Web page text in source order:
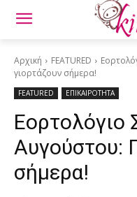
Αρχική FEATURED
γιορτάζουν σήμερα!
FEATURED ΕΠΙΚΑΙΡΟΤΗΤΑ
Εορτολόγιο
Αυγούστου:
σήμερα!